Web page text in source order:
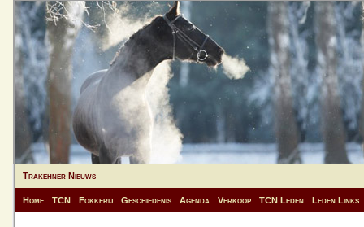
Trakehner Nieuws
Home TCN Fokkerij Geschiedenis Agenda Verkoop TCN Leden Leden Links